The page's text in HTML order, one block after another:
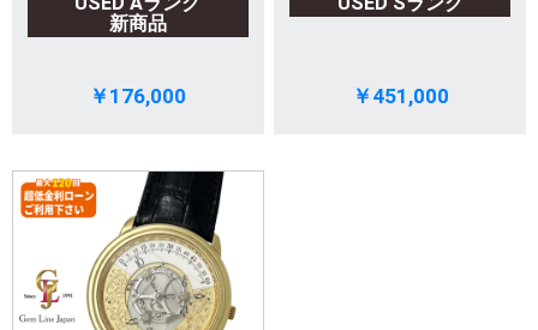
新商品
￥176,000 ￥451,000